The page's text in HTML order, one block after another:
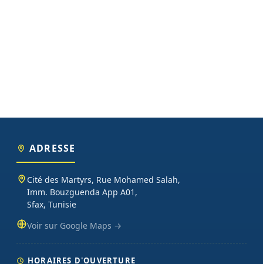
ADRESSE
Cité des Martyrs, Rue Mohamed Salah,
Imm. Bouzguenda App A01,
Sfax, Tunisie
Voir sur Google Maps →
HORAIRES D'OUVERTURE